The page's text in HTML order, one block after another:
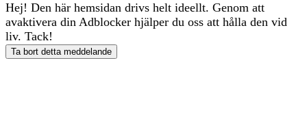
Hej! Den här hemsidan drivs helt ideellt. Genom att
avaktivera din Adblocker hjälper du oss att hålla den vid
liv. Tack!
Ta bort detta meddelande